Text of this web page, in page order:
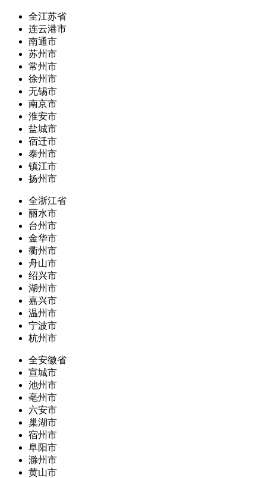
全江苏省
连云港市
南通市
苏州市
常州市
徐州市
无锡市
南京市
淮安市
盐城市
宿迁市
泰州市
镇江市
扬州市
全浙江省
丽水市
台州市
金华市
衢州市
舟山市
绍兴市
湖州市
嘉兴市
温州市
宁波市
杭州市
全安徽省
宣城市
池州市
亳州市
六安市
巢湖市
宿州市
阜阳市
滁州市
黄山市